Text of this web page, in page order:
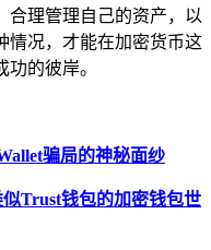
合理管理自己的资产，以
情况，才能在加密货币这
的彼岸。
骗局的神秘面纱
Trust钱包的加密钱包世